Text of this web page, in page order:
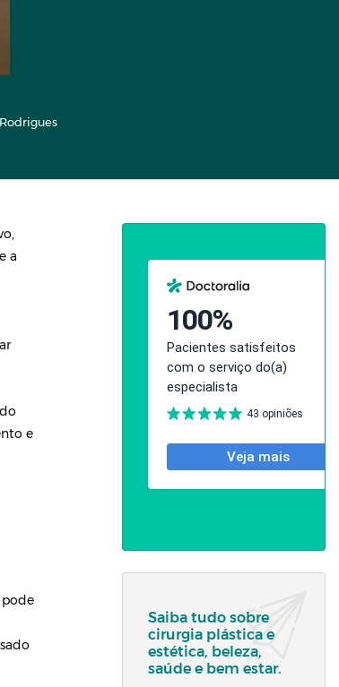
a
e
pode
Saiba tudo sobre
cirurgia plástica e
estética, beleza,
saúde e bem estar.